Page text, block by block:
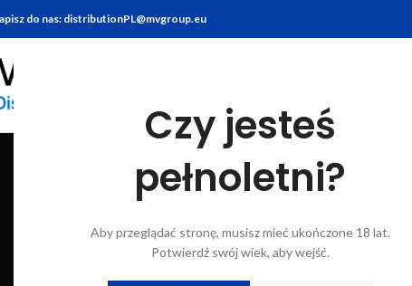
Czy jesteś
pełnoletni?
Aby przeglądać stronę, musisz mieć ukończone 18 lat.
Potwierdź swój wiek, aby wejść.
do nas: distributionPL@mvgroup.eu
7 Products10 Products22 Products7 Products5 Products